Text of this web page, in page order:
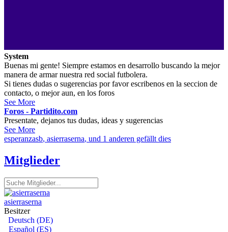
System
Buenas mi gente! Siempre estamos en desarrollo buscando la mejor
manera de armar nuestra red social futbolera.
Si tienes dudas o sugerencias por favor escribenos en la seccion de
contacto, o mejor aun, en los foros
See More
Foros - Partidito.com
Presentate, dejanos tus dudas, ideas y sugerencias
See More
esperanzasb, asierraserna, und 1 anderen gefällt dies
Mitglieder
asierraserna
Besitzer
Deutsch (DE)
Español (ES)